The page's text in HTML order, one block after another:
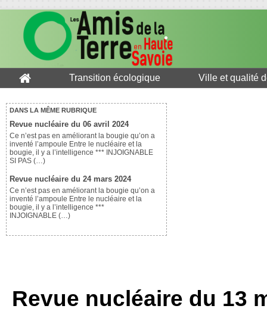
Transition écologique Ville et qualité
DANS LA MÊME RUBRIQUE
Revue nucléaire du 06 avril 2024
Ce n’est pas en améliorant la bougie qu’on a
inventé l’ampoule Entre le nucléaire et la
bougie, il y a l’intelligence *** INJOIGNABLE
SI PAS (…)
Revue nucléaire du 24 mars 2024
Ce n’est pas en améliorant la bougie qu’on a
inventé l’ampoule Entre le nucléaire et la
bougie, il y a l’intelligence ***
INJOIGNABLE (…)
Revue nucléaire du 13